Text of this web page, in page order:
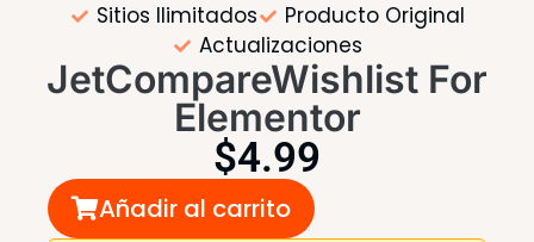
Sitios Ilimitados
Producto Original
Actualizaciones
JetCompareWishlist For
Elementor
$4.99
Añadir al carrito